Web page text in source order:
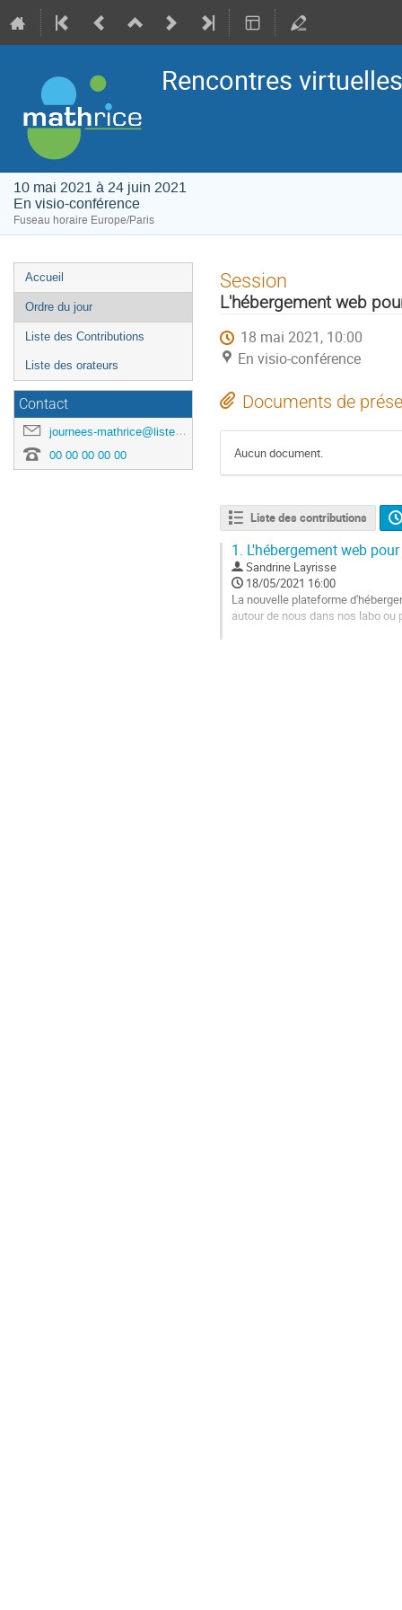
Rencontres
10 mai 2021 à 24 juin 2021
En visio-conférence
Fuseau horaire Europe/Paris
Menu
de
l'événement
Accueil
Ordre du jour
Liste des Contributions
Liste des orateurs
Contact
journees-mathrice@listes.mathrice.fr
00 00 00 00 00
Session
L'hébergement web
18 mai 2021, 10:00
En visio-conférence
Documents de
Aucun document.
Liste des contributions
1. L'hébergement web
Sandrine Layrisse
18/05/2021 16:00
La nouvelle plateforme
autour de nous dans nos labo ou